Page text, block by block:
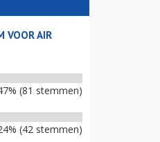
VOOR AIR
(81 stemmen)
(42 stemmen)